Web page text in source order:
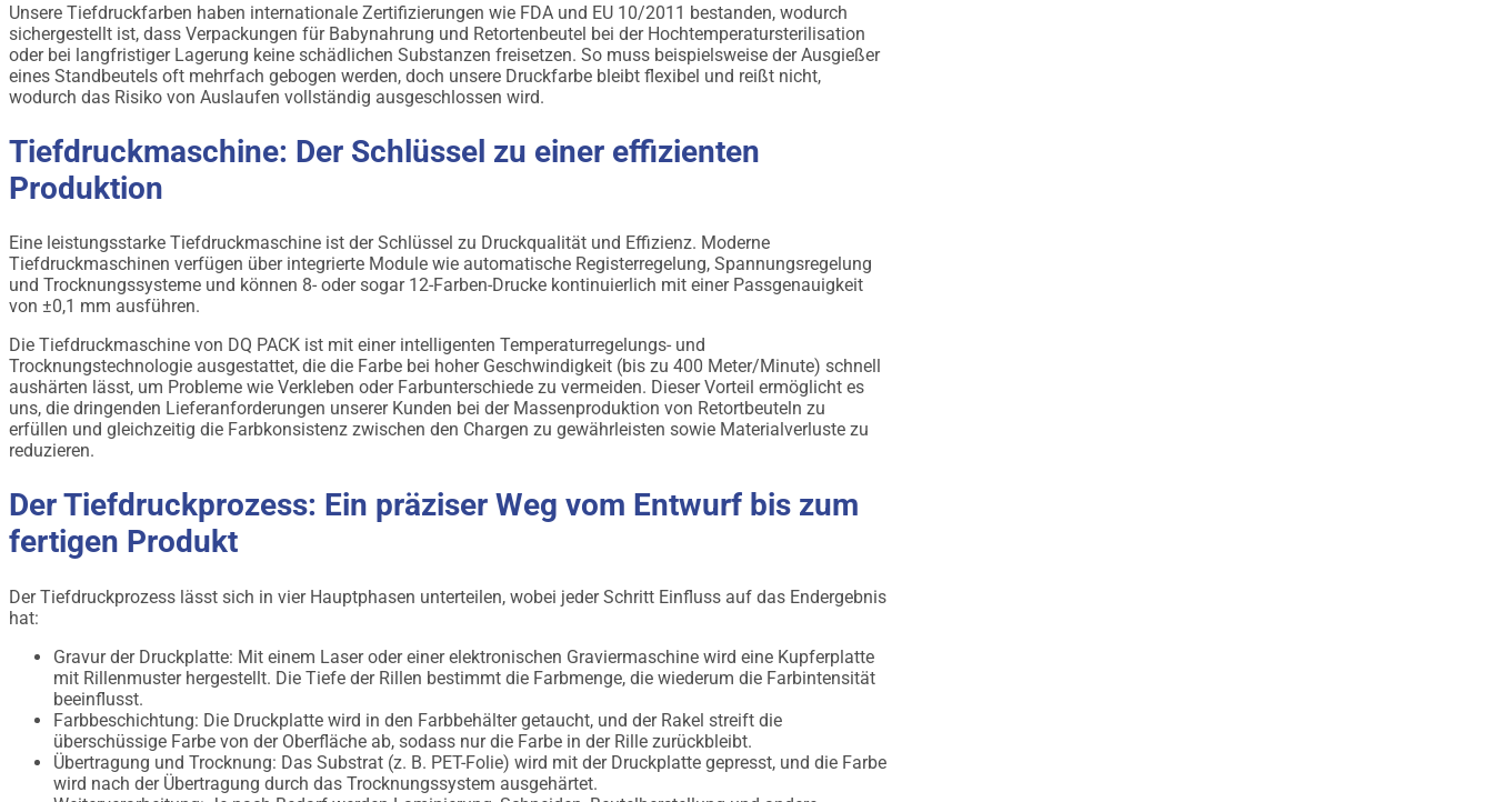
Unsere Tiefdruckfarben haben internationale Zertifizierungen wie FDA und EU 10/2011 bestanden, wodurch
sichergestellt ist, dass Verpackungen für Babynahrung und Retortenbeutel bei der Hochtemperatursterilisation
oder bei langfristiger Lagerung keine schädlichen Substanzen freisetzen. So muss beispielsweise der Ausgießer
eines Standbeutels oft mehrfach gebogen werden, doch unsere Druckfarbe bleibt flexibel und reißt nicht,
wodurch das Risiko von Auslaufen vollständig ausgeschlossen wird.
Tiefdruckmaschine: Der Schlüssel zu einer effizienten
Produktion
Eine leistungsstarke Tiefdruckmaschine ist der Schlüssel zu Druckqualität und Effizienz. Moderne
Tiefdruckmaschinen verfügen über integrierte Module wie automatische Registerregelung, Spannungsregelung
und Trocknungssysteme und können 8- oder sogar 12-Farben-Drucke kontinuierlich mit einer Passgenauigkeit
von ±0,1 mm ausführen.
Die Tiefdruckmaschine von DQ PACK ist mit einer intelligenten Temperaturregelungs- und
Trocknungstechnologie ausgestattet, die die Farbe bei hoher Geschwindigkeit (bis zu 400 Meter/Minute) schnell
aushärten lässt, um Probleme wie Verkleben oder Farbunterschiede zu vermeiden. Dieser Vorteil ermöglicht es
uns, die dringenden Lieferanforderungen unserer Kunden bei der Massenproduktion von Retortbeuteln zu
erfüllen und gleichzeitig die Farbkonsistenz zwischen den Chargen zu gewährleisten sowie Materialverluste zu
reduzieren.
Der Tiefdruckprozess: Ein präziser Weg vom Entwurf bis zum
fertigen Produkt
Der Tiefdruckprozess lässt sich in vier Hauptphasen unterteilen, wobei jeder Schritt Einfluss auf das Endergebnis
hat:
Gravur der Druckplatte: Mit einem Laser oder einer elektronischen Graviermaschine wird eine Kupferplatte
mit Rillenmuster hergestellt. Die Tiefe der Rillen bestimmt die Farbmenge, die wiederum die Farbintensität
beeinflusst.
Farbbeschichtung: Die Druckplatte wird in den Farbbehälter getaucht, und der Rakel streift die
überschüssige Farbe von der Oberfläche ab, sodass nur die Farbe in der Rille zurückbleibt.
Übertragung und Trocknung: Das Substrat (z. B. PET-Folie) wird mit der Druckplatte gepresst, und die Farbe
wird nach der Übertragung durch das Trocknungssystem ausgehärtet.